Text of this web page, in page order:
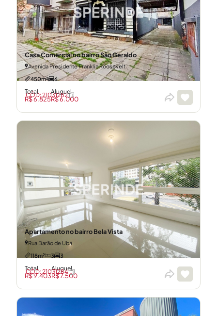
Casa Comercial no bairro São Geraldo
Avenida Presidente Franklin Roosevelt
450m²
6
Total
R$ 6.825
Aluguel
R$ 6.000
CÓD: 21031282
Apartamento no bairro Bela Vista
Rua Barão de Ubá
118m²
3 3
Total
R$ 9.403
Aluguel
R$ 7.500
CÓD: 21031284